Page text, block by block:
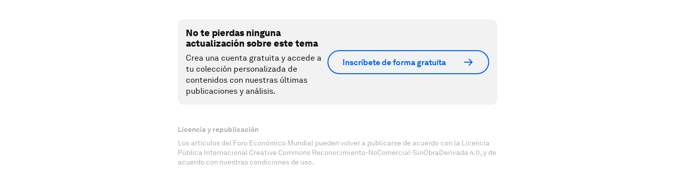
No te pierdas ninguna
actualización sobre este tema
Crea una cuenta gratuita y accede a
tu colección personalizada de
contenidos con nuestras últimas
publicaciones y análisis.
Inscríbete de forma gratuita
Licencia y republicación
Los artículos del Foro Económico Mundial pueden volver a publicarse de acuerdo con la Licencia
Pública Internacional Creative Commons Reconocimiento-NoComercial-SinObraDerivada 4.0, y de
acuerdo con nuestras condiciones de uso.